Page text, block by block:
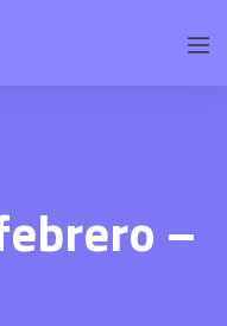
–